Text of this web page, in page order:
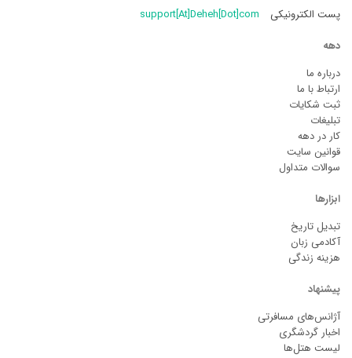
پست الکترونیکی
support[At]Deheh[Dot]com
دهه
درباره ما
ارتباط با ما
ثبت شکایات
تبلیغات
کار در دهه
قوانین سایت
سوالات متداول
ابزارها
تبدیل تاریخ
آکادمی زبان
هزینه زندگی
پیشنهاد
آژانس‌های مسافرتی
اخبار گردشگری
لیست هتل‌ها